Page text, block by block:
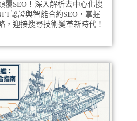
覆SEO！深入解析去中心化搜
認證與智能合約SEO，掌握
，迎接搜尋技術變革新時代！